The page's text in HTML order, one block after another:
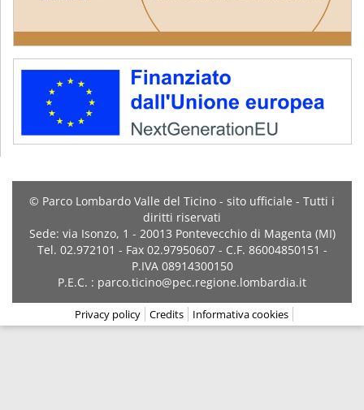
© Parco Lombardo Valle del Ticino - sito ufficiale - Tutti i
diritti riservati
Sede: via Isonzo, 1 - 20013 Pontevecchio di Magenta (MI)
Tel. 02.972101 - Fax 02.97950607 - C.F. 86004850151 -
P.IVA 08914300150
P.E.C. : parco.ticino@pec.regione.lombardia.it
Privacy policy Credits Informativa cookies